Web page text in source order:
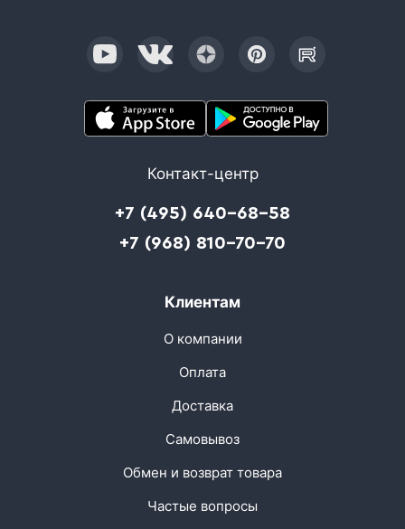
Контакт-центр
+7 (495) 640-68-58
+7 (968) 810-70-70
Клиентам
О компании
Оплата
Доставка
Самовывоз
Обмен и возврат товара
Частые вопросы